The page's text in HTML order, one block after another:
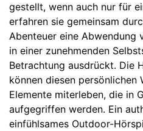
gestellt, wenn auch nur für
erfahren sie gemeinsam
Abenteuer eine Abwendung
in einer zunehmenden
Betrachtung ausdrückt. Die
können diesen persönlichen
Elemente miterleben, die in
aufgegriffen werden. Ein
einfühlsames Outdoor-